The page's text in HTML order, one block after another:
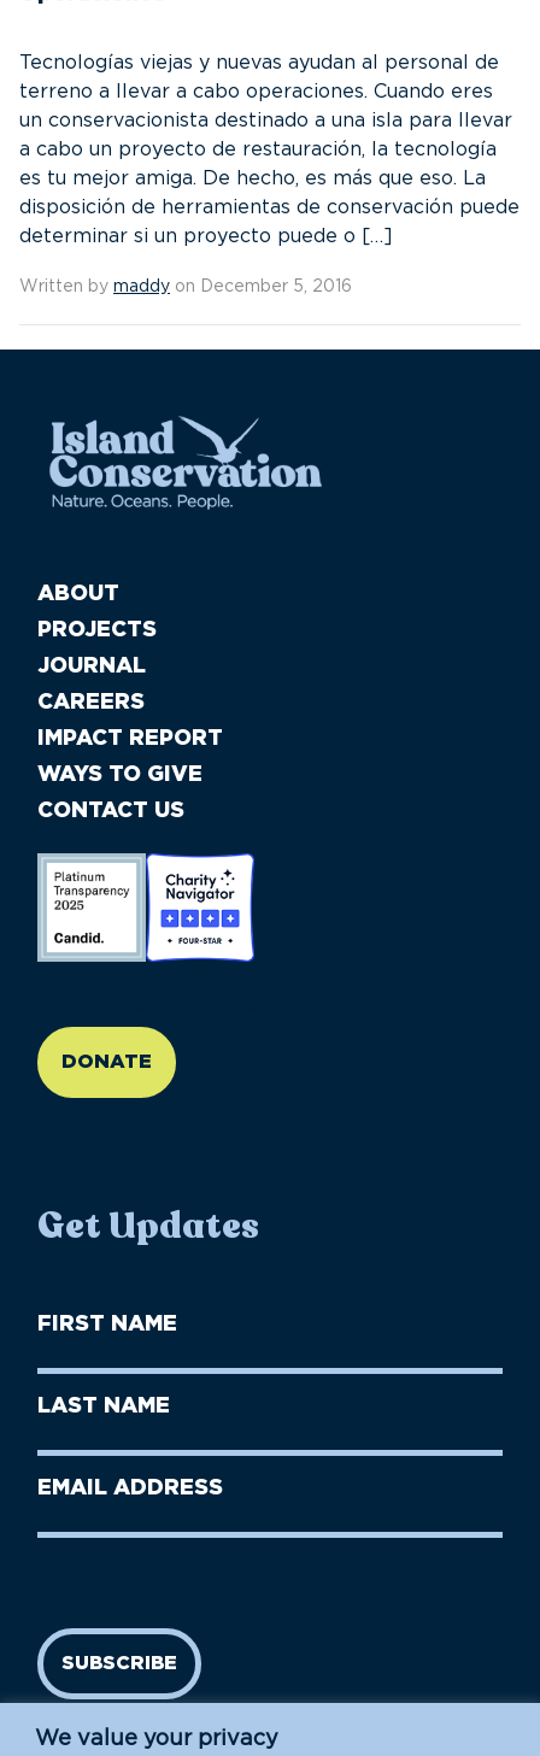
We value your privacy
Tecnologías viejas y nuevas ayudan al personal de
terreno a llevar a cabo operaciones. Cuando eres
un conservacionista destinado a una isla para llevar
a cabo un proyecto de restauración, la tecnología
es tu mejor amiga. De hecho, es más que eso. La
disposición de herramientas de conservación puede
determinar si un proyecto puede o […]
Written by maddy on December 5, 2016
ABOUT
PROJECTS
JOURNAL
CAREERS
IMPACT REPORT
WAYS TO GIVE
CONTACT US
DONATE
Get Updates
First
Name
Last
Name
Email
SUBSCRIBE